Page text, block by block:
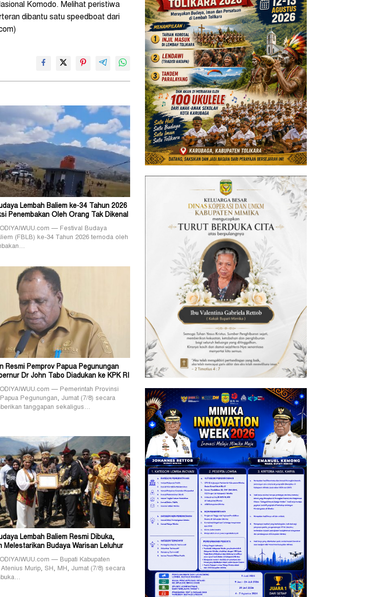
Komodo. Melihat peristiwa
dibantu satu speedboat dari
Lembah Baliem ke-34 Tahun 2026
Penembakan Oleh Orang Tak Dikenal
— Festival Budaya
(FBLB) ke-34 Tahun 2026 ternoda oleh
Resmi Pemprov Papua Pegunungan
Dr John Tabo Diadukan ke KPK RI
— Pemerintah Provinsi
Pegunungan, Jumat (7/8) secara
tanggapan sekaligus…
Lembah Baliem Resmi Dibuka,
Melestarikan Budaya Warisan Leluhur
— Bupati Kabupaten
Murip, SH, MH, Jumat (7/8) secara